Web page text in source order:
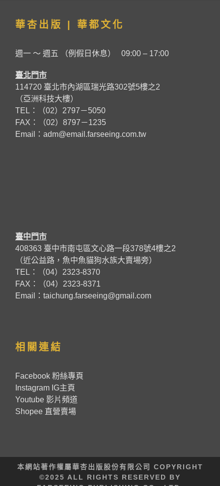
華杏出版 | 華都文化
週一 ～ 週五 （例假日休息） 09:00 – 17:00
臺北門市
114720 臺北市內湖區瑞光路302號5樓之2
（亞洲科技大樓）
TEL：（02）2797－5050
FAX：（02）8797－1235
Email： adm@email.farseeing.com.tw
臺中門市
408363 臺中市南屯區文心路一段378號4樓之2
（近公益路，魚中魚貓狗水族大賣場旁）
TEL：（04）2323-8370
FAX：（04）2323-8371
Email：taichung.farseeing@gmail.com
相關連結
Facebook 粉絲專頁
Instagram IG主頁
Youtube 影片頻道
Shopee 直營賣場
本網站著作權屬華杏出版股份有限公司 COPYRIGHT
©2025 ALL RIGHTS RESERVED BY